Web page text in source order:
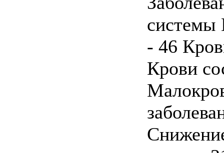
системы
- 46
Крови